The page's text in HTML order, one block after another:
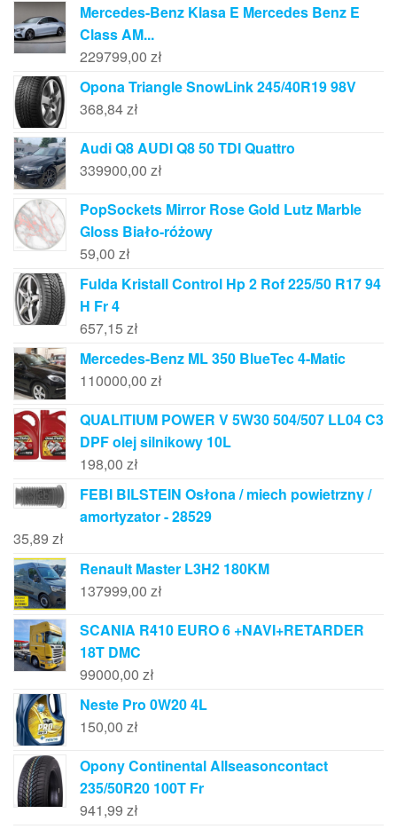
Mercedes-Benz Klasa E Mercedes Benz E
Class AM...
229799,00 zł
Opona Triangle SnowLink 245/40R19 98V
368,84zł
Audi Q8 AUDI Q8 50 TDI Quattro
339900,00 zł
PopSockets Mirror Rose Gold Lutz Marble
Gloss Biało-różowy
59,00 zł
Fulda Kristall Control Hp 2 Rof 225/50 R17 94
H Fr 4
657,15 zł
Mercedes-Benz ML 350 BlueTec 4-Matic
110000,00 zł
QUALITIUM POWER V 5W30 504/507 LL04 C3
DPF olej silnikowy 10L
198,00 zł
FEBI BILSTEIN Osłona / miech powietrzny /
amortyzator - 28529
35,89 zł
Renault Master L3H2 180KM
137999,00 zł
SCANIA R410 EURO 6 +NAVI+RETARDER
18T DMC
99000,00 zł
Neste Pro 0W20 4L
150,00 zł
Opony Continental Allseasoncontact
235/50R20 100T Fr
941,99 zł